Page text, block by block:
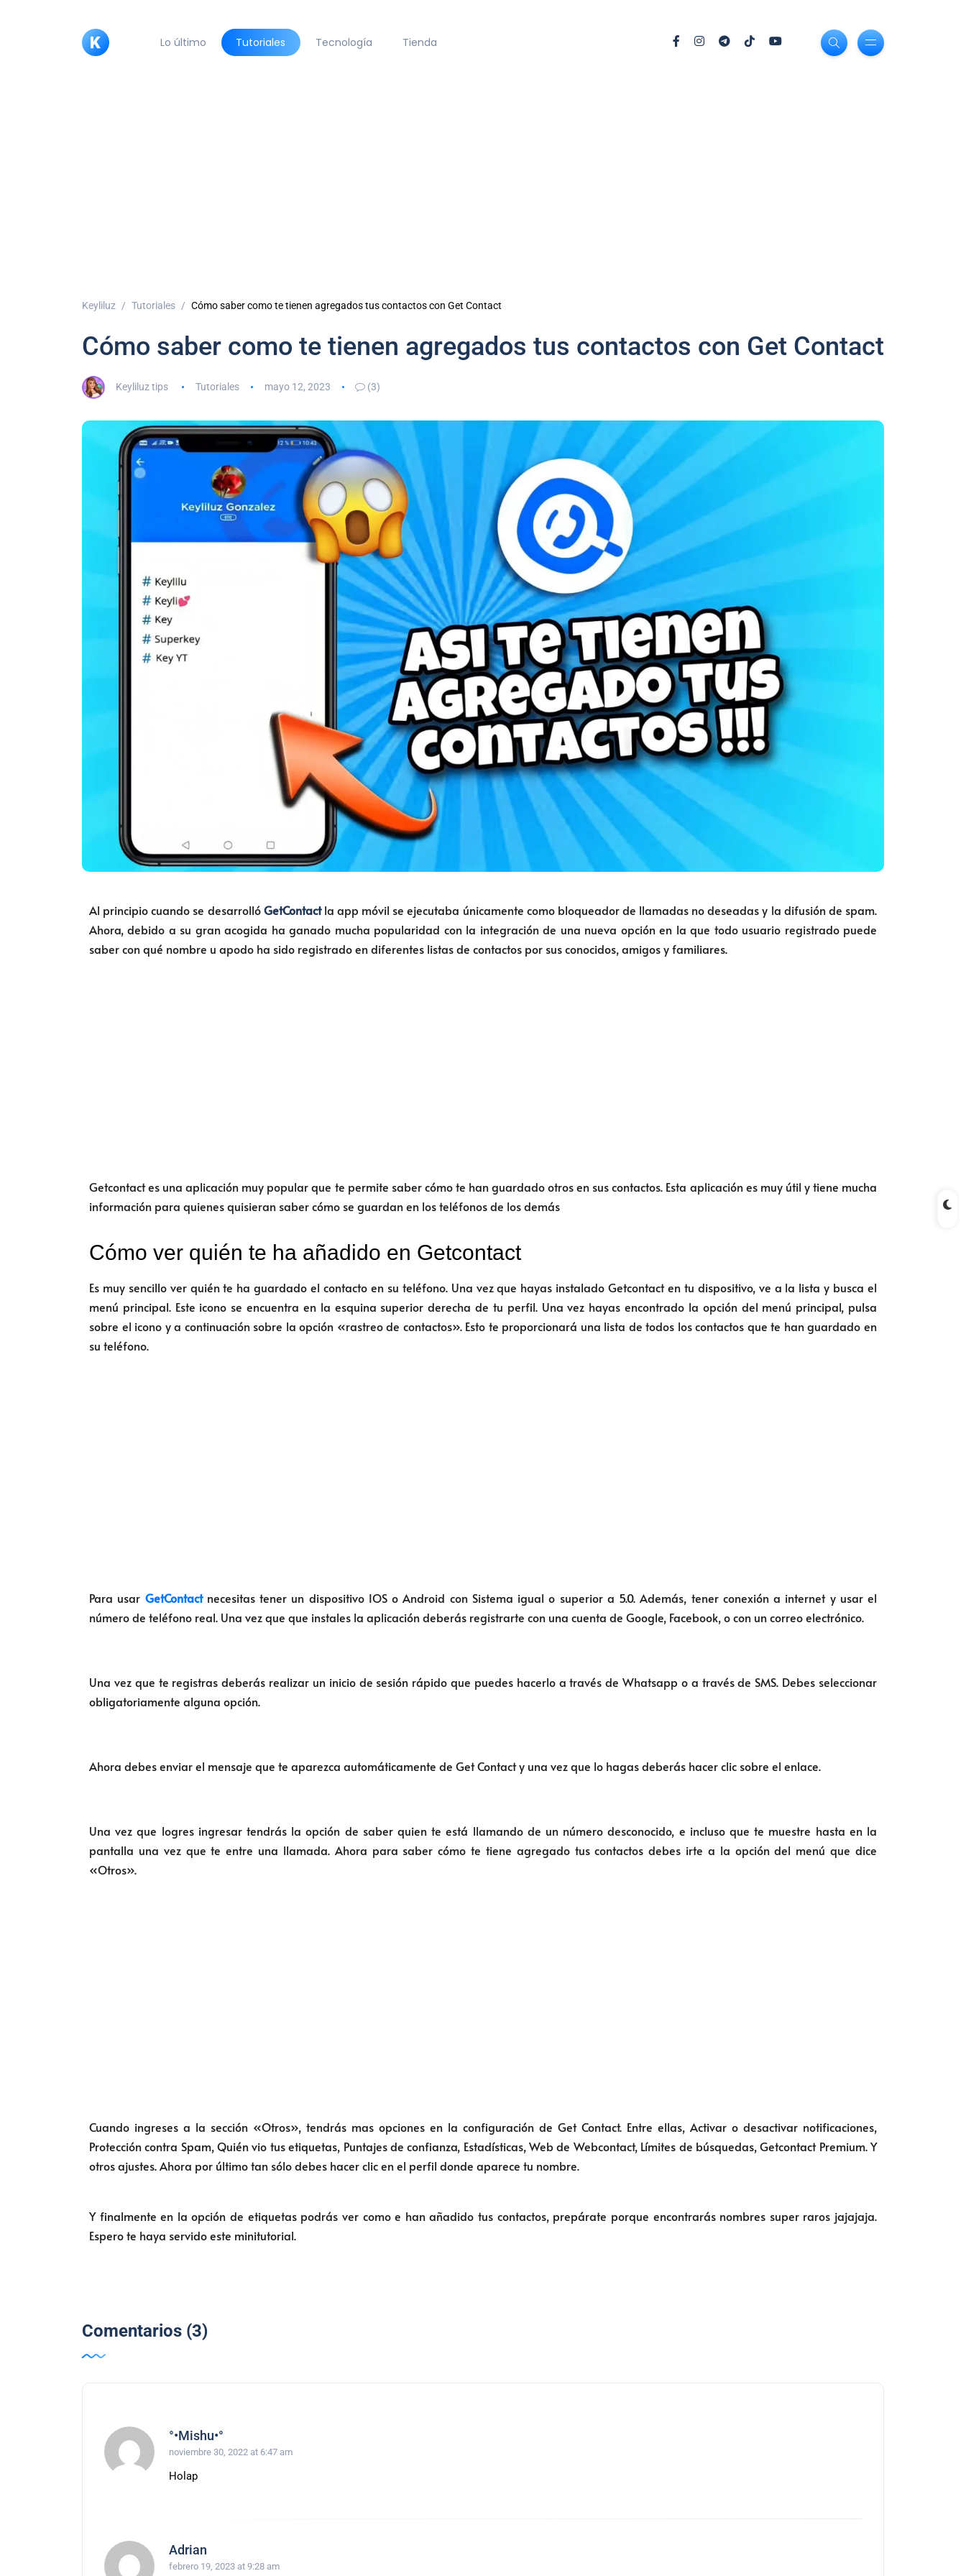
Lo último Tutoriales Tecnología Tienda
Keyliluz Tutoriales Cómo saber como te tienen agregados tus contactos con Get Contact
Cómo saber como te tienen agregados tus contactos con Get Contact
Keyliluz tips Tutoriales mayo 12, 2023 (3)
Al principio cuando se desarrollóGetContactla app móvil se ejecutaba únicamente como bloqueador de llamadas no deseadas y la difusión de spam.
Ahora, debido a su gran acogida ha ganado mucha popularidad con la integración de una nueva opción en la que todo usuario registrado puede
saber con qué nombre u apodo ha sido registrado en diferentes listas de contactos por sus conocidos, amigos y familiares.
Getcontact es una aplicación muy popular que te permite saber cómo te han guardado otros en sus contactos. Esta aplicación es muy útil y tiene mucha
información para quienes quisieran saber cómo se guardan en los teléfonos de los demás
Cómo ver quién te ha añadido en Getcontact
Es muy sencillo ver quién te ha guardado el contacto en su teléfono. Una vez que hayas instalado Getcontact en tu dispositivo, ve a la lista y busca el
menú principal. Este icono se encuentra en la esquina superior derecha de tu perfil. Una vez hayas encontrado la opción del menú principal, pulsa
sobre el icono y a continuación sobre la opción «rastreo de contactos». Esto te proporcionará una lista de todos los contactos que te han guardado en
su teléfono.
Para usar GetContactnecesitas tener un dispositivo IOS o Android con Sistema igual o superior a 5.0. Además, tener conexión a internet y usar el
número de teléfono real. Una vez que que instales la aplicación deberás registrarte con una cuenta de Google, Facebook, o con un correo electrónico.
Una vez que te registras deberás realizar un inicio de sesión rápido que puedes hacerlo a través de Whatsapp o a través de SMS. Debes seleccionar
obligatoriamente alguna opción.
Ahora debes enviar el mensaje que te aparezca automáticamente de Get Contact y una vez que lo hagas deberás hacer clic sobre el enlace.
Una vez que logres ingresar tendrás la opción de saber quien te está llamando de un número desconocido, e incluso que te muestre hasta en la
pantalla una vez que te entre una llamada. Ahora para saber cómo te tiene agregado tus contactos debes irte a la opción del menú que dice
«Otros».
Cuando ingreses a la sección «Otros», tendrás mas opciones en la configuración de Get Contact. Entre ellas, Activar o desactivar notificaciones,
Protección contra Spam, Quién vio tus etiquetas, Puntajes de confianza, Estadísticas, Web de Webcontact, Límites de búsquedas, Getcontact Premium. Y
otros ajustes. Ahora por último tan sólo debes hacer clic en el perfil donde aparece tu nombre.
Y finalmente en la opción de etiquetas podrás ver como e han añadido tus contactos, prepárate porque encontrarás nombres super raros jajajaja.
Espero te haya servido este minitutorial.
Comentarios (3)
°•Mishu•°
noviembre 30, 2022 at 6:47 am
Holap
Adrian
febrero 19, 2023 at 9:28 am